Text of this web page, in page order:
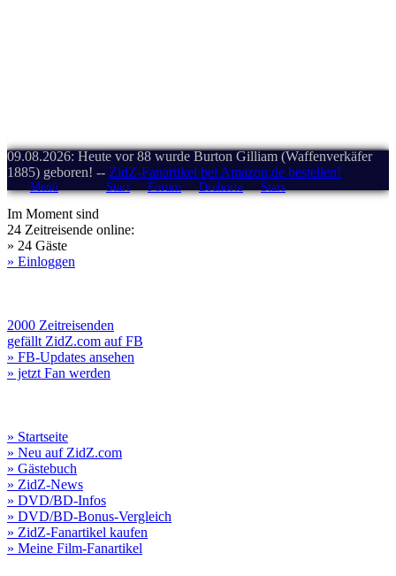
09.08.2026: Heute vor 88 wurde Burton Gilliam (Waffenverkäfer
1885) geboren! -- ZidZ-Fanartikel bei Amazon.de bestellen!
Menü Start Forum Drehorte Stars
Im Moment sind
24 Zeitreisende online:
» 24 Gäste
» Einloggen
2000 Zeitreisenden
gefällt ZidZ.com auf FB
» FB-Updates ansehen
» jetzt Fan werden
» Startseite
» Neu auf ZidZ.com
» Gästebuch
» ZidZ-News
» DVD/BD-Infos
» DVD/BD-Bonus-Vergleich
» ZidZ-Fanartikel kaufen
» Meine Film-Fanartikel